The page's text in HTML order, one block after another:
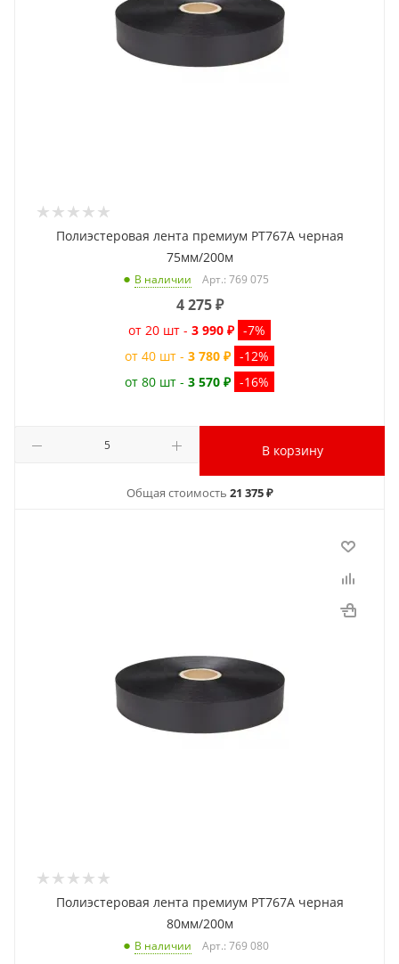
Полиэстеровая лента премиум PT767A черная
75мм/200м
В наличии Арт.: 769 075
4 275₽
от 20 шт - 3 990 ₽ -7%
от 40 шт - 3 780 ₽ -12%
от 80 шт - 3 570 ₽ -16%
В корзину
Общая стоимость 21 375 ₽
Полиэстеровая лента премиум PT767A черная
80мм/200м
В наличии Арт.: 769 080